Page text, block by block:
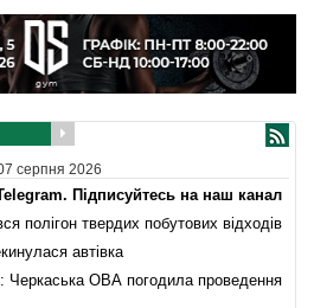
серпня 2026
Підписуйтесь на наш канал
полігон твердих побутових відходів
автівка
Черкаська ОВА погодила проведення